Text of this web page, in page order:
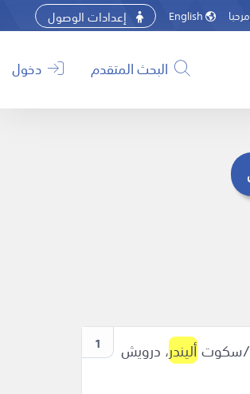
إعدادات الوصول مرحبا
البحث المتقدم دخول
1 سكوتأليندر، درويش